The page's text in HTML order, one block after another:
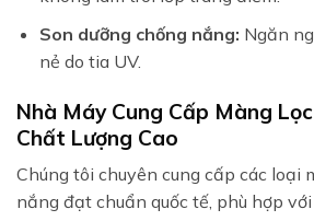
Son dưỡng chống nắng: Ngăn
nẻ do tia UV.
Nhà Máy Cung Cấp Màng
Chất Lượng Cao
Chúng tôi chuyên cung cấp các loại
nắng đạt chuẩn quốc tế, phù hợp